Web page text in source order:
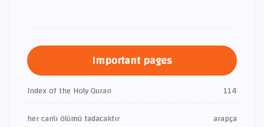
Important pages
Index of the Holy Quran
114
her canlı ölümü tadacaktır
arapça